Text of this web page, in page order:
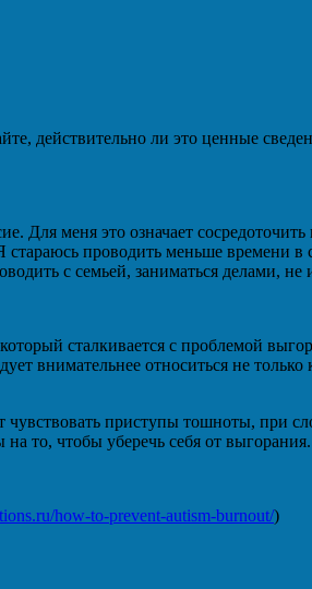
действительно ли это ценные
Для меня это означает
проводить меньше времени
с семьей, заниматься делами,
сталкивается с проблемой
внимательнее относиться не
приступы тошноты, при
то, чтобы уберечь себя от выгорания.
how-to-prevent-autism-burnout/)